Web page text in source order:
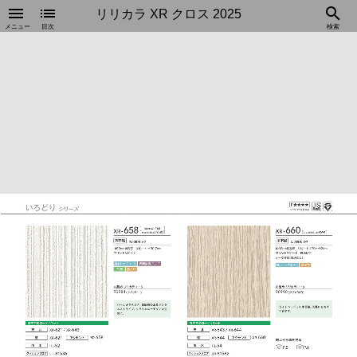
menu
メニュー
リリカラ XR クロス 2025
list
目次
search
検索